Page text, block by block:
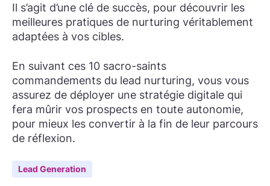
Il s’agit d’une clé de succès, pour découvrir les
meilleures pratiques de nurturing véritablement
adaptées à vos cibles.
En suivant ces 10 sacro-saints
commandements du lead nurturing, vous vous
assurez de déployer une stratégie digitale qui
fera mûrir vos prospects en toute autonomie,
pour mieux les convertir à la fin de leur parcours
de réflexion.
Lead Generation